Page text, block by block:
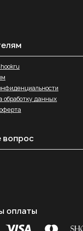
обработку данных
вопрос
оплаты